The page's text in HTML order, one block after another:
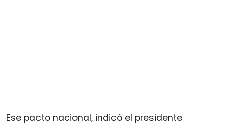
Ese pacto nacional, indicó el presidente